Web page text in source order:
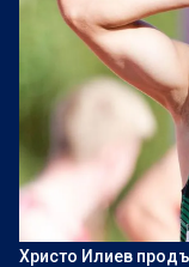
Христо Илиев